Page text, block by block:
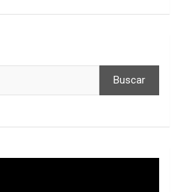
Buscar